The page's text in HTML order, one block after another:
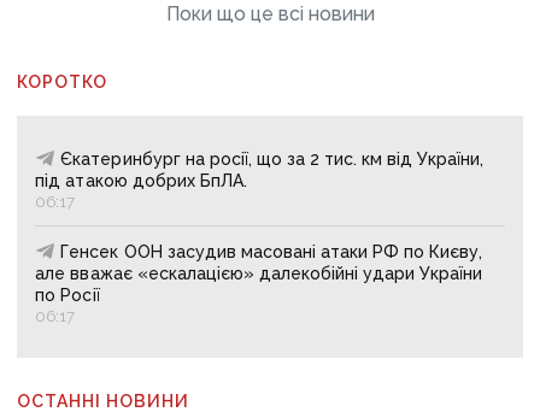
Поки що це всі новини
КОРОТКО
Єкатеринбург на росії, що за 2 тис. км від України,
під атакою добрих БпЛА.
06:17
Генсек ООН засудив масовані атаки РФ по Києву,
але вважає «ескалацією» далекобійні удари України
по Росії
06:17
ОСТАННІ НОВИНИ